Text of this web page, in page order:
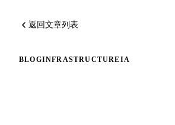
返回文章列表
BLOGINFRASTRUCTUREIA